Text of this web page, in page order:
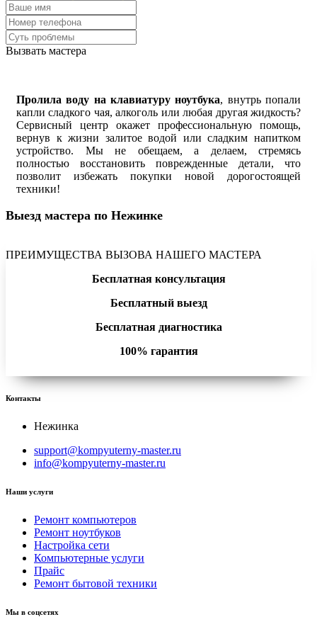
Вызвать мастера
Пролила воду на клавиатуру ноутбука, внутрь попали
капли сладкого чая, алкоголь или любая другая жидкость?
Сервисный центр окажет профессиональную помощь,
вернув к жизни залитое водой или сладким напитком
устройство. Мы не обещаем, а делаем, стремясь
полностью восстановить поврежденные детали, что
позволит избежать покупки новой дорогостоящей
техники!
Выезд мастера по Нежинке
ПРЕИМУЩЕСТВА ВЫЗОВА НАШЕГО МАСТЕРА
Бесплатная консультация
Бесплатный выезд
Бесплатная диагностика
100% гарантия
Контакты
Нежинка
support@kompyuterny-master.ru
info@kompyuterny-master.ru
Наши услуги
Ремонт компьютеров
Ремонт ноутбуков
Настройка сети
Компьютерные услуги
Прайс
Ремонт бытовой техники
Мы в соцсетях